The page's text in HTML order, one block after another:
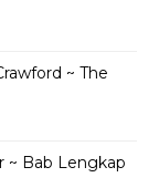
~ The
~ Bab Lengkap